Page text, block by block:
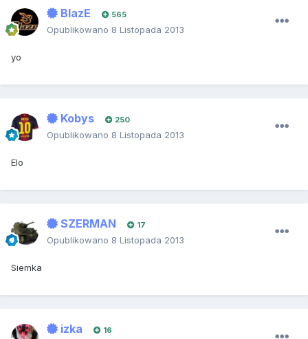
BlazE 565
Opublikowano 8 Listopada 2013
yo
Kobys 250
Opublikowano 8 Listopada 2013
Elo
SZERMAN 17
Opublikowano 8 Listopada 2013
Siemka
izka 16